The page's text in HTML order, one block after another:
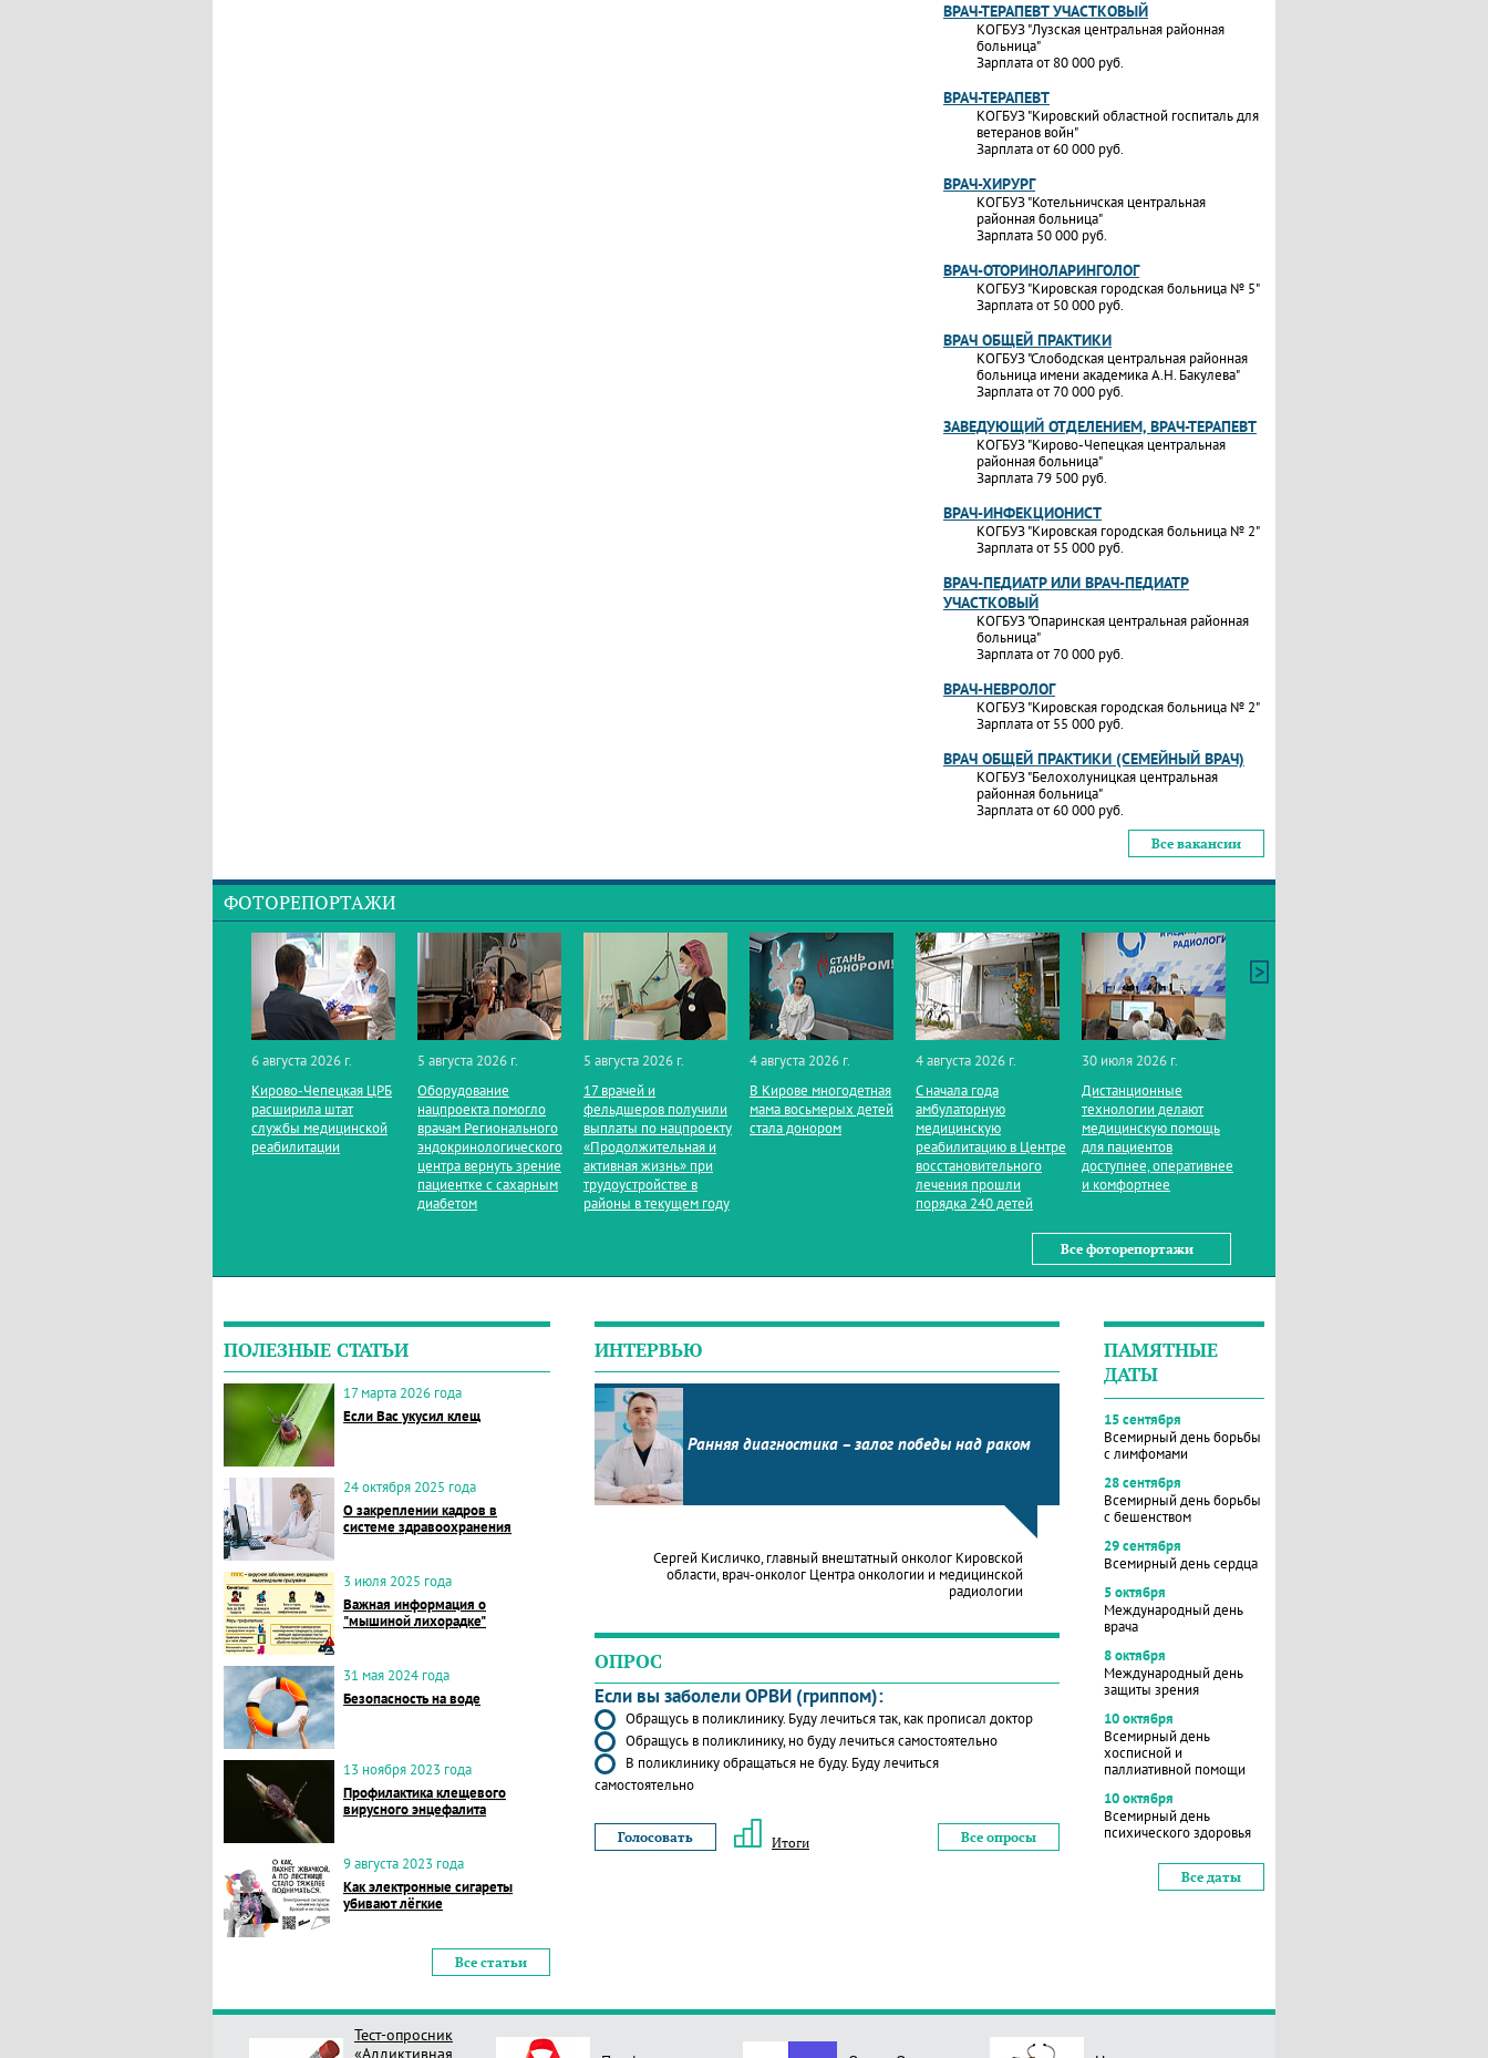
ВРАЧ-ТЕРАПЕВТ УЧАСТКОВЫЙ
КОГБУЗ "Лузская центральная районная
больница"
Зарплата от 80 000 руб.
ВРАЧ-ТЕРАПЕВТ
КОГБУЗ "Кировский областной госпиталь для
ветеранов войн"
Зарплата от 60 000 руб.
ВРАЧ-ХИРУРГ
КОГБУЗ "Котельничская центральная
районная больница"
Зарплата 50 000 руб.
ВРАЧ-ОТОРИНОЛАРИНГОЛОГ
КОГБУЗ "Кировская городская больница № 5"
Зарплата от 50 000 руб.
ВРАЧ ОБЩЕЙ ПРАКТИКИ
КОГБУЗ "Слободская центральная районная
больница имени академика А.Н. Бакулева"
Зарплата от 70 000 руб.
ЗАВЕДУЮЩИЙ ОТДЕЛЕНИЕМ, ВРАЧ-ТЕРАПЕВТ
КОГБУЗ "Кирово-Чепецкая центральная
районная больница"
Зарплата 79 500 руб.
ВРАЧ-ИНФЕКЦИОНИСТ
КОГБУЗ "Кировская городская больница № 2"
Зарплата от 55 000 руб.
ВРАЧ-ПЕДИАТР ИЛИ ВРАЧ-ПЕДИАТР
УЧАСТКОВЫЙ
КОГБУЗ "Опаринская центральная районная
больница"
Зарплата от 70 000 руб.
ВРАЧ-НЕВРОЛОГ
КОГБУЗ "Кировская городская больница № 2"
Зарплата от 55 000 руб.
ВРАЧ ОБЩЕЙ ПРАКТИКИ (СЕМЕЙНЫЙ ВРАЧ)
КОГБУЗ "Белохолуницкая центральная
районная больница"
Зарплата от 60 000 руб.
Все вакансии
ФОТОРЕПОРТАЖИ
6 августа 2026 г.
Кирово‑Чепецкая ЦРБ
расширила штат
службы медицинской
реабилитации
5 августа 2026 г.
Оборудование
нацпроекта помогло
врачам Регионального
эндокринологического
центра вернуть зрение
пациентке с сахарным
диабетом
5 августа 2026 г.
17 врачей и
фельдшеров получили
выплаты по нацпроекту
«Продолжительная и
активная жизнь» при
трудоустройстве в
районы в текущем году
4 августа 2026 г.
В Кирове многодетная
мама восьмерых детей
стала донором
4 августа 2026 г.
С начала года
амбулаторную
медицинскую
реабилитацию в Центре
восстановительного
лечения прошли
порядка 240 детей
30 июля 2026 г.
Дистанционные
технологии делают
медицинскую помощь
для пациентов
доступнее, оперативнее
и комфортнее
Все фоторепортажи
ПОЛЕЗНЫЕ СТАТЬИ
17 марта 2026 года
Если Вас укусил клещ
24 октября 2025 года
О закреплении кадров в
системе здравоохранения
3 июля 2025 года
Важная информация о
"мышиной лихорадке"
31 мая 2024 года
Безопасность на воде
13 ноября 2023 года
Профилактика клещевого
вирусного энцефалита
9 августа 2023 года
Как электронные сигареты
убивают лёгкие
Все статьи
ИНТЕРВЬЮ
Ранняя диагностика – залог победы над раком
Сергей Кисличко, главный внештатный онколог Кировской
области, врач-онколог Центра онкологии и медицинской
радиологии
ОПРОС
Если вы заболели ОРВИ (гриппом):
Обращусь в поликлинику. Буду лечиться так, как прописал доктор
Обращусь в поликлинику, но буду лечиться самостоятельно
В поликлинику обращаться не буду. Буду лечиться
самостоятельно
Итоги Все опросы
ПАМЯТНЫЕ
ДАТЫ
15 сентября
Всемирный день борьбы
с лимфомами
28 сентября
Всемирный день борьбы
с бешенством
29 сентября
Всемирный день сердца
5 октября
Международный день
врача
8 октября
Международный день
защиты зрения
10 октября
Всемирный день
хосписной и
паллиативной помощи
10 октября
Всемирный день
психического здоровья
Все даты
Тест-опросник
«Аддиктивная